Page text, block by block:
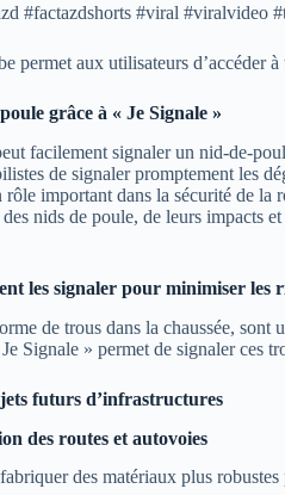
#factazdshorts #viral #viralvideo
permet aux utilisateurs
grâce à « Je Signale »
facilement signaler un nid-de-
de signaler promptement les
important dans la sécurité de la
nids de poule, de leurs impacts
les signaler pour minimiser les
de trous dans la chaussée,
Signale » permet de signaler ces
futurs d’infrastructures
des routes et autovoies
des matériaux plus